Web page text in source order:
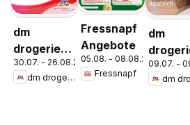
dm
drogerie
markt
Journal
30.07. - 26.08.2026
dm drogerie markt
Fressnapf
Angebote
05.08. - 08.08.2026
Fressnapf
dm
markt
Journal
09.07. -